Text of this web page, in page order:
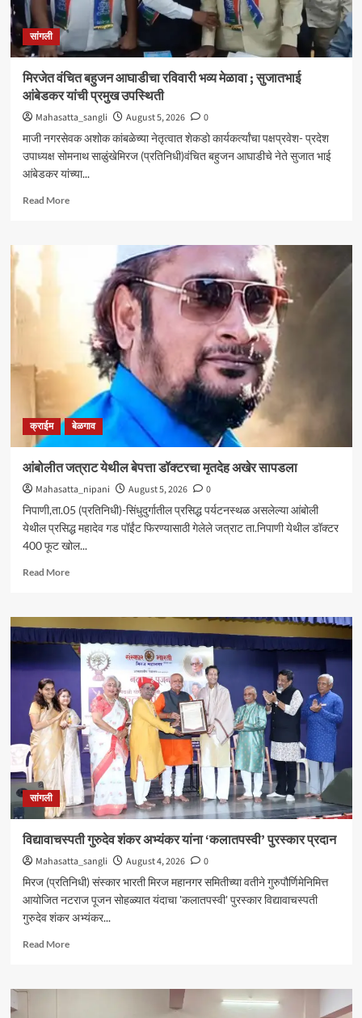
सांगली
मिरजेत वंचित बहुजन आघाडीचा रविवारी भव्य मेळावा ; सुजातभाई
आंबेडकर यांची प्रमुख उपस्थिती
Mahasatta_sangli August 5, 2026
0
माजी नगरसेवक अशोक कांबळेच्या नेतृत्वात शेकडो कार्यकर्त्यांचा पक्षप्रवेश- प्रदेश
उपाध्यक्ष सोमनाथ साळुंखेमिरज (प्रतिनिधी)वंचित बहुजन आघाडीचे नेते सुजात भाई
आंबेडकर यांच्या...
Read MoreRead
आघाडीचा
रविवारी
मेळावा
सुजातभाई
आंबेडकर
प्रमुख
उपस्थिती
क्राईम बेळगाव
आंबोलीत जत्राट येथील बेपत्ता डॉक्टरचा मृतदेह अखेर सापडला
Mahasatta_nipani August 5, 2026
0
निपाणी,ता.05 (प्रतिनिधी)-सिंधुदुर्गातील प्रसिद्ध पर्यटनस्थळ असलेल्या आंबोली
येथील प्रसिद्ध महादेव गड पॉईंट फिरण्यासाठी गेलेले जत्राट ता.निपाणी येथील डॉक्टर
400 फूट खोल...
Read MoreRead
आंबोलीत
जत्राट
येथील
बेपत्ता
डॉक्टरचा
मृतदेह
अखेर
सापडला
सांगली
विद्यावाचस्पती गुरुदेव शंकर अभ्यंकर यांना ‘कलातपस्वी’ पुरस्कार प्रदान
Mahasatta_sangli August 4, 2026
0
मिरज (प्रतिनिधी) संस्कार भारती मिरज महानगर समितीच्या वतीने गुरुपौर्णिमेनिमित्त
आयोजित नटराज पूजन सोहळ्यात यंदाचा 'कलातपस्वी' पुरस्कार विद्यावाचस्पती
गुरुदेव शंकर अभ्यंकर...
Read MoreRead
विद्यावाचस्पती